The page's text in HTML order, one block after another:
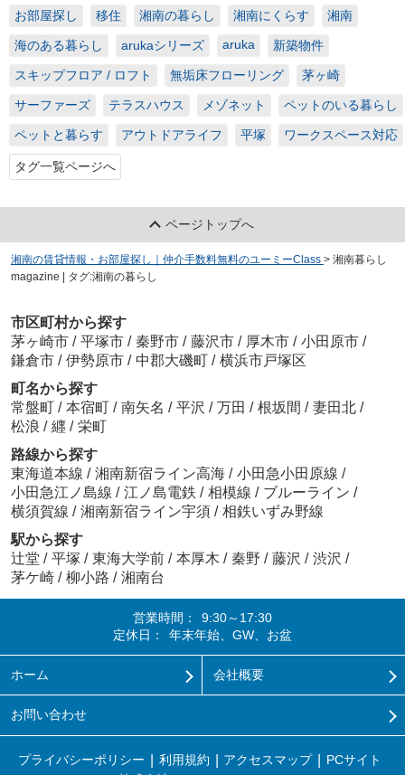
お部屋探し
移住 湘南の暮らし 湘南にくらす 湘南
海のある暮らし arukaシリーズ aruka 新築物件
スキップフロア / ロフト 無垢床フローリング 茅ヶ崎
サーファーズ テラスハウス メゾネット ペットのいる暮らし
ペットと暮らす アウトドアライフ 平塚 ワークスペース対応
タグ一覧ページへ
ページトップへ
湘南の賃貸情報・お部屋探し｜仲介手数料無料のユーミーClass > 湘南暮らし
magazine | タグ:湘南の暮らし
市区町村から探す
茅ヶ崎市 / 平塚市 / 秦野市 / 藤沢市 / 厚木市 / 小田原市 /
鎌倉市 / 伊勢原市 / 中郡大磯町 / 横浜市戸塚区
町名から探す
常盤町 / 本宿町 / 南矢名 / 平沢 / 万田 / 根坂間 / 妻田北 /
松浪 / 纒 / 栄町
路線から探す
東海道本線 / 湘南新宿ライン高海 / 小田急小田原線 /
小田急江ノ島線 / 江ノ島電鉄 / 相模線 / ブルーライン /
横須賀線 / 湘南新宿ライン宇須 / 相鉄いずみ野線
駅から探す
辻堂 / 平塚 / 東海大学前 / 本厚木 / 秦野 / 藤沢 / 渋沢 /
茅ケ崎 / 柳小路 / 湘南台
営業時間：
9:30～17:30
定休日：
年末年始、GW、お盆
ホーム 会社概要
お問い合わせ
プライバシーポリシー 利用規約 アクセスマップ
PCサイト